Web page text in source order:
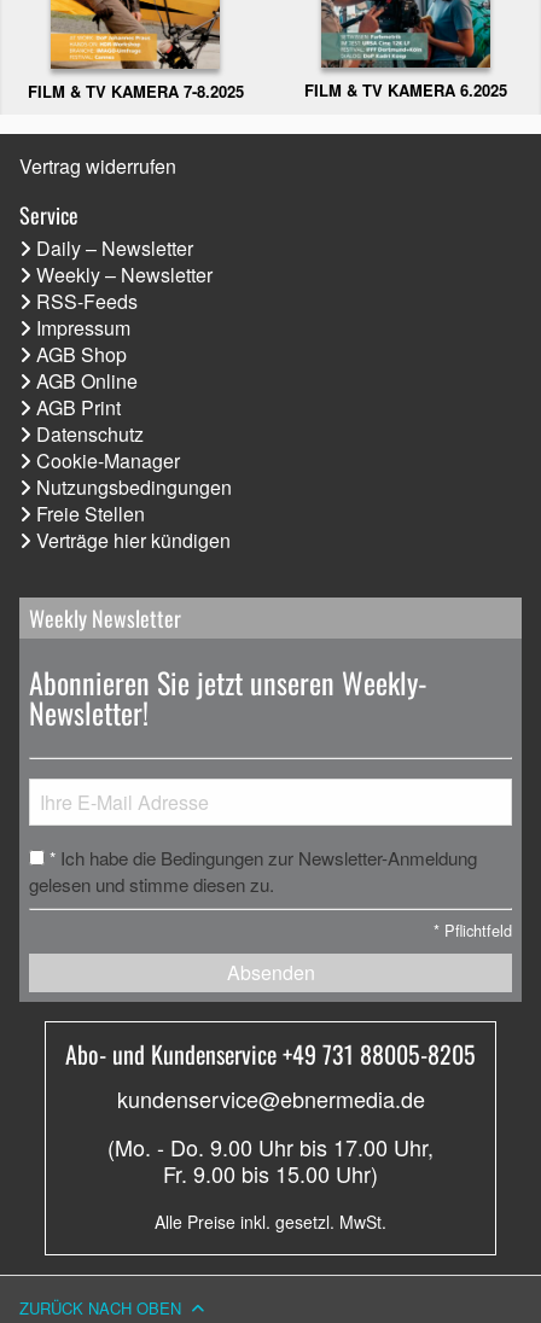
FILM & TV KAMERA 7-8.2025 FILM & TV KAMERA 6.2025
Vertrag widerrufen
Service
Daily – Newsletter
Weekly – Newsletter
RSS-Feeds
Impressum
AGB Shop
AGB Online
AGB Print
Datenschutz
Cookie-Manager
Nutzungsbedingungen
Freie Stellen
Verträge hier kündigen
Weekly Newsletter
Abonnieren Sie jetzt unseren Weekly-
Newsletter!
* Ich habe die Bedingungen zur Newsletter-Anmeldung
gelesen und stimme diesen zu.
* Pflichtfeld
Absenden
Abo- und Kundenservice +49 731 88005-8205
kundenservice@ebnermedia.de
(Mo. - Do. 9.00 Uhr bis 17.00 Uhr,
Fr. 9.00 bis 15.00 Uhr)
Alle Preise inkl. gesetzl. MwSt.
ZURÜCK NACH OBEN